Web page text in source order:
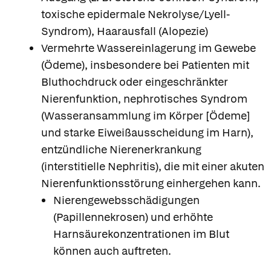
toxische epidermale Nekrolyse/Lyell-
Syndrom), Haarausfall (Alopezie)
Vermehrte Wassereinlagerung im Gewebe
(Ödeme), insbesondere bei Patienten mit
Bluthochdruck oder eingeschränkter
Nierenfunktion, nephrotisches Syndrom
(Wasseransammlung im Körper [Ödeme]
und starke Eiweißausscheidung im Harn),
entzündliche Nierenerkrankung
(interstitielle Nephritis), die mit einer akuten
Nierenfunktionsstörung einhergehen kann.
Nierengewebsschädigungen
(Papillennekrosen) und erhöhte
Harnsäurekonzentrationen im Blut
können auch auftreten.